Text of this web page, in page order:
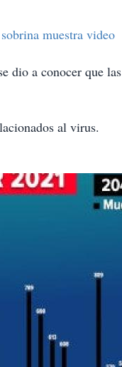
muestra video
dio a conocer que las
al virus.